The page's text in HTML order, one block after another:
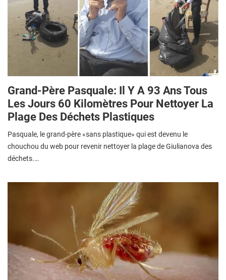
Grand-Père Pasquale: Il Y A 93 Ans Tous
Les Jours 60 Kilomètres Pour Nettoyer La
Plage Des Déchets Plastiques
Pasquale, le grand-père «sans plastique» qui est devenu le
chouchou du web pour revenir nettoyer la plage de Giulianova des
déchets.…